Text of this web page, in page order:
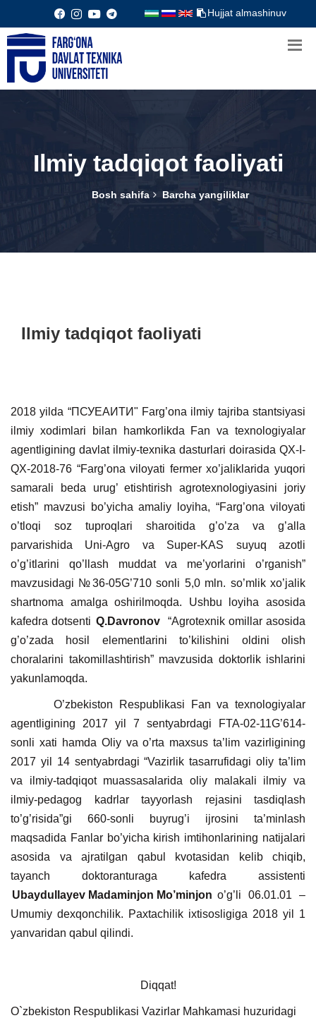
Hujjat almashinuv
Ilmiy tadqiqot faoliyati
Bosh sahifa Barcha yangiliklar
Ilmiy tadqiqot faoliyati
2018 yilda “ПСУЕАИТИ" Farg’ona ilmiy tajriba stantsiyasi
ilmiy xodimlari bilan hamkorlikda Fan va texnologiyalar
agentligining davlat ilmiy-texnika dasturlari doirasida QX-I-
QX-2018-76 “Farg’ona viloyati fermer xo’jaliklarida yuqori
samarali beda urug’ etishtirish agrotexnologiyasini joriy
etish” mavzusi bo’yicha amaliy loyiha, “Farg’ona viloyati
o’tloqi soz tuproqlari sharoitida g’o’za va g’alla
parvarishida Uni-Agro va Super-KAS suyuq azotli
o’g’itlarini qo’llash muddat va me’yorlarini o’rganish”
mavzusidagi №36-05G’710 sonli 5,0 mln. so’mlik xo’jalik
shartnoma amalga oshirilmoqda. Ushbu loyiha asosida
kafedra dotsenti Q.Davronov
“Agrotexnik omillar asosida
g’o’zada hosil elementlarini to’kilishini oldini olish
choralarini takomillashtirish” mavzusida doktorlik ishlarini
yakunlamoqda.
O’zbekiston Respublikasi Fan va texnologiyalar
agentligining 2017 yil 7 sentyabrdagi FTA-02-11G’614-
sonli xati hamda Oliy va o’rta maxsus ta’lim vazirligining
2017 yil 14 sentyabrdagi “Vazirlik tasarrufidagi oliy ta’lim
va ilmiy-tadqiqot muassasalarida oliy malakali ilmiy va
ilmiy-pedagog kadrlar tayyorlash rejasini tasdiqlash
to’g’risida”gi 660-sonli buyrug’i ijrosini ta’minlash
maqsadida Fanlar bo’yicha kirish imtihonlarining natijalari
asosida va ajratilgan qabul kvotasidan kelib chiqib,
tayanch doktoranturaga kafedra assistenti
Ubaydullayev Madaminjon Mo’minjon o’g’li 06.01.01 –
Umumiy dexqonchilik. Paxtachilik ixtisosligiga 2018 yil 1
yanvaridan qabul qilindi.
Diqqat!
O`zbekiston Respublikasi Vazirlar Mahkamasi huzuridagi